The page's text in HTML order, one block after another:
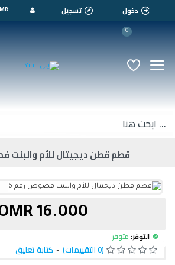
دخول تسجيل
0
قطم قطن ديجيتال للأم والبنت
التوفر: متوفر
(0 التقييمات) - كتابة تعليق
16.000 OMR